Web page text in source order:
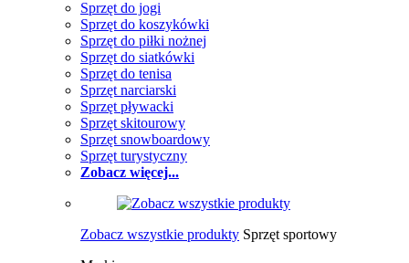
Sprzęt do jogi
Sprzęt do koszykówki
Sprzęt do piłki nożnej
Sprzęt do siatkówki
Sprzęt do tenisa
Sprzęt narciarski
Sprzęt pływacki
Sprzęt skitourowy
Sprzęt snowboardowy
Sprzęt turystyczny
Zobacz więcej...
Zobacz wszystkie produkty Sprzęt sportowy